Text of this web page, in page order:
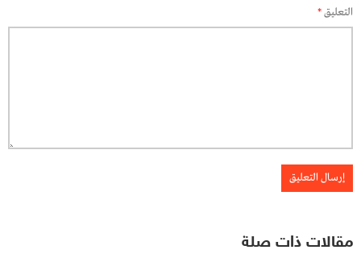
التعليق*
مقالات ذات صلة